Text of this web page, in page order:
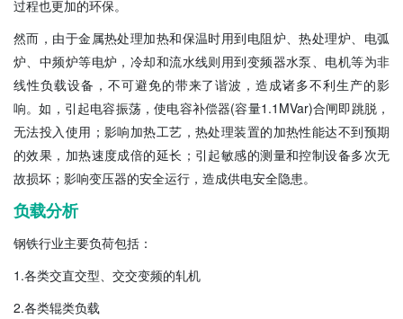
过程也更加的环保。
然而，由于金属热处理加热和保温时用到电阻炉、热处理炉、电弧
炉、中频炉等电炉，冷却和流水线则用到变频器水泵、电机等为非
线性负载设备，不可避免的带来了谐波，造成诸多不利生产的影
响。如，引起电容振荡，使电容补偿器(容量1.1MVar)合闸即跳脱，
无法投入使用；影响加热工艺，热处理装置的加热性能达不到预期
的效果，加热速度成倍的延长；引起敏感的测量和控制设备多次无
故损坏；影响变压器的安全运行，造成供电安全隐患。
负载分析
钢铁行业主要负荷包括：
1.各类交直交型、交交变频的轧机
2.各类辊类负载